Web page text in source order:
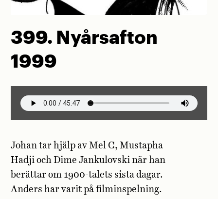
399. Nyårsafton
1999
Johan tar hjälp av Mel C, Mustapha
Hadji och Dime Jankulovski när han
berättar om 1900-talets sista dagar.
Anders har varit på filminspelning.